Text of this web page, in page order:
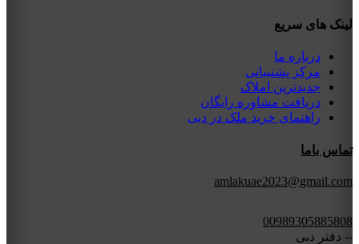
لینک های سریع
درباره ما
مرکز پشتیبانی
جدیدترین املاک
دریافت مشاوره رایگان
راهنمای خرید ملک در دبی
تماس باما
amlakuae2023@gmail.com
00989305885808
-- دفتر دبی